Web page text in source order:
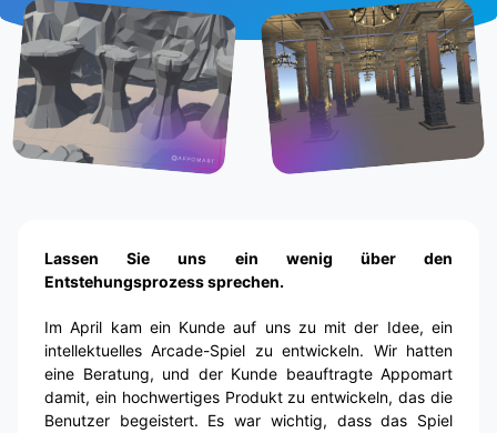
Lassen Sie uns ein wenig über den
Entstehungsprozess sprechen.
Im April kam ein Kunde auf uns zu mit der Idee, ein
intellektuelles Arcade-Spiel zu entwickeln. Wir hatten
eine Beratung, und der Kunde beauftragte Appomart
damit, ein hochwertiges Produkt zu entwickeln, das die
Benutzer begeistert. Es war wichtig, dass das Spiel